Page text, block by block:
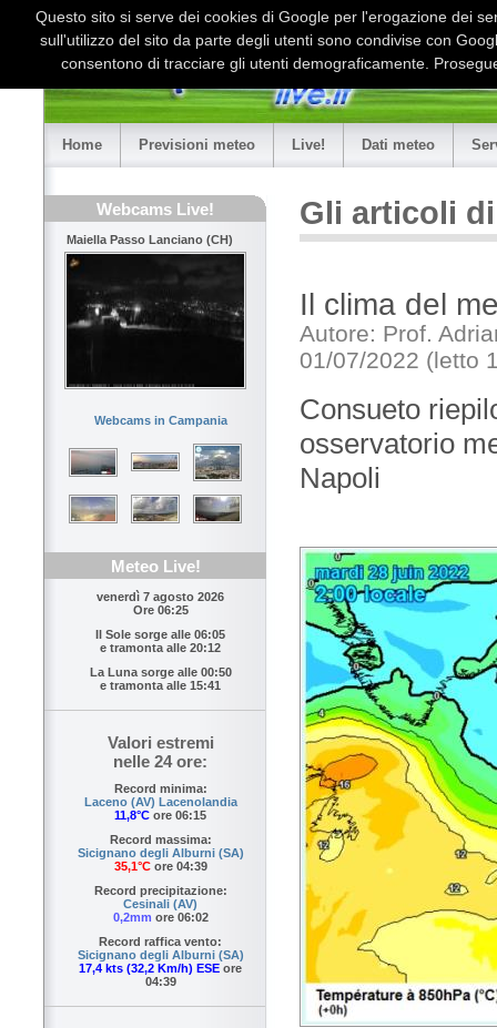
Home Previsioni meteo Live! Dati meteo
Webcams Live!
Maiella Passo Lanciano (CH)
Webcams in Campania
Meteo Live!
venerdì 7 agosto 2026
Ore 06:25
Il Sole sorge alle 06:05
e tramonta alle 20:12
La Luna sorge alle 00:50
e tramonta alle 15:41
Valori estremi
nelle 24 ore:
Record minima:
Laceno (AV) Lacenolandia
11,8°C ore 06:15
Record massima:
Sicignano degli Alburni (SA)
35,1°Core 04:39
Record precipitazione:
Cesinali (AV)
0,2mm ore 06:02
Record raffica vento:
Sicignano degli Alburni (SA)
17,4 kts (32,2 Km/h) ESE ore
04:39
Gli articoli
Il clima del
Autore: Prof.
01/07/2022 (letto
Consueto
osservatorio
Napoli
Questo sito si serve dei cookies di Google per l'erogazione dei
sull'utilizzo del sito da parte degli utenti sono condivise con
consentono di tracciare gli utenti demograficamente.